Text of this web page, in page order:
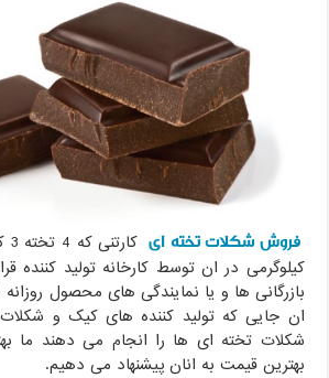
فروش شکلات تخته ای
کیلوگرمی در ان توسط کارخانه تولید کننده
بازرگانی ها و یا نمایندگی های محصول
ان جایی که تولید کننده های کیک و
شکلات تخته ای ها را انجام می دهند ما
بهترین قیمت به انان پیشنهاد می دهیم.